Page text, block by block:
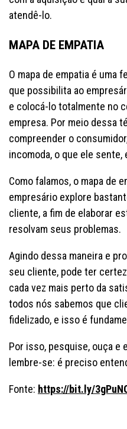
atendê-lo.
MAPA DE EMPATIA
O mapa de empatia é uma
que possibilita ao
e colocá-lo totalmente no
empresa. Por meio dessa
compreender o
incomoda, o que ele sente,
Como falamos, o mapa de
empresário explore
cliente, a fim de elaborar
resolvam seus problemas.
Agindo dessa maneira e
seu cliente, pode ter
cada vez mais perto da
todos nós sabemos que
fidelizado, e isso é
Por isso, pesquise, ouça e
lembre-se: é preciso
Fonte: https://bit.ly/